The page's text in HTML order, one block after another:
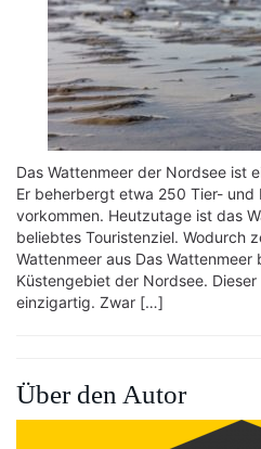
Das Wattenmeer der Nordsee ist
Er beherbergt etwa 250 Tier-
vorkommen. Heutzutage ist das
beliebtes Touristenziel. Wodurch
Wattenmeer aus Das
Küstengebiet der Nordsee.
einzigartig. Zwar […]
Über den Autor